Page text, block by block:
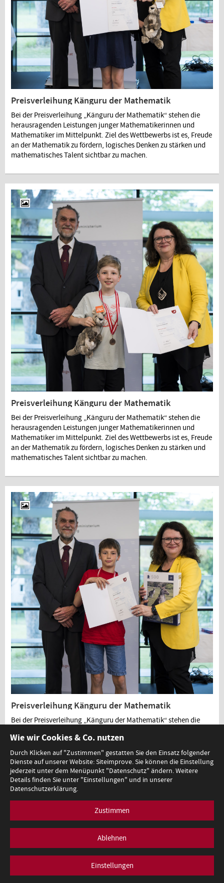
Preisverleihung Känguru der Mathematik
Bei der Preisverleihung „Känguru der Mathematik“ stehen die
herausragenden Leistungen junger Mathematikerinnen und
Mathematiker im Mittelpunkt. Ziel des Wettbewerbs ist es, Freude
an der Mathematik zu fördern, logisches Denken zu stärken und
mathematisches Talent sichtbar zu machen.
Preisverleihung Känguru der Mathematik
Bei der Preisverleihung „Känguru der Mathematik“ stehen die
herausragenden Leistungen junger Mathematikerinnen und
Mathematiker im Mittelpunkt. Ziel des Wettbewerbs ist es, Freude
an der Mathematik zu fördern, logisches Denken zu stärken und
mathematisches Talent sichtbar zu machen.
Preisverleihung Känguru der Mathematik
Bei der Preisverleihung „Känguru der Mathematik“ stehen die
Mathematiker im Mittelpunkt. Ziel des Wettbewerbs ist es, Freude
an der Mathematik zu fördern, logisches Denken zu stärken und
mathematisches Talent sichtbar zu machen.
Wie wir Cookies & Co. nutzen
Durch Klicken auf "Zustimmen" gestatten Sie den Einsatz folgender
Dienste auf unserer Website: Siteimprove. Sie können die Einstellung
jederzeit unter dem Menüpunkt "Datenschutz" ändern. Weitere
Details finden Sie unter "Einstellungen" und in unserer
Datenschutzerklärung.
Zustimmen
Ablehnen
Einstellungen